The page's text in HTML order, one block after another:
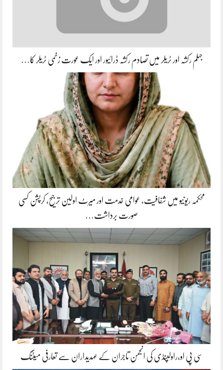
جہلم رکشہ اور ٹریلر میں تصادم رکشہ ڈرائیور اور ایک عورت زخمی ٹریلر کا…
محکمہ ریونیو میں شفافیت، عوامی خدمت اور میرٹ اولین ترجیح، کرپشن کسی
صورت برداشت…
سی پی او،راولپنڈی کی انجمن تاجران کے عہدیداران سے تعارفی میٹنگ